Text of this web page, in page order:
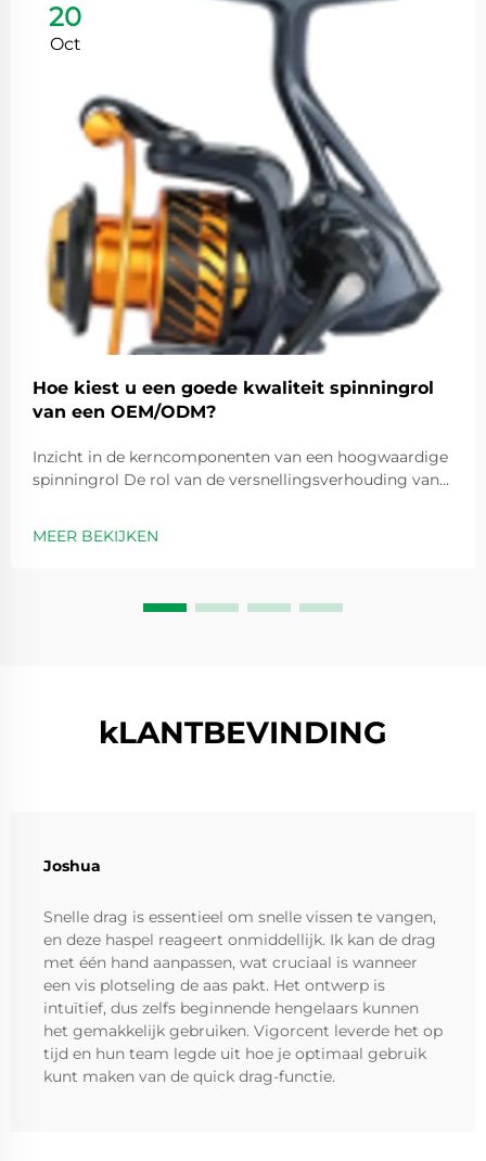
20
Oct
Hoe kiest u een goede kwaliteit spinningrol
van een OEM/ODM?
Inzicht in de kerncomponenten van een hoogwaardige
spinningrol De rol van de versnellingsverhouding van
op 1 die aangeven hoe vaak de spoel ronddraait elke
MEER BEKIJKEN
kLANTBEVINDING
Joshua
Snelle drag is essentieel om snelle vissen te vangen,
en deze haspel reageert onmiddellijk. Ik kan de drag
met één hand aanpassen, wat cruciaal is wanneer
een vis plotseling de aas pakt. Het ontwerp is
intuïtief, dus zelfs beginnende hengelaars kunnen
het gemakkelijk gebruiken. Vigorcent leverde het op
tijd en hun team legde uit hoe je optimaal gebruik
kunt maken van de quick drag-functie.